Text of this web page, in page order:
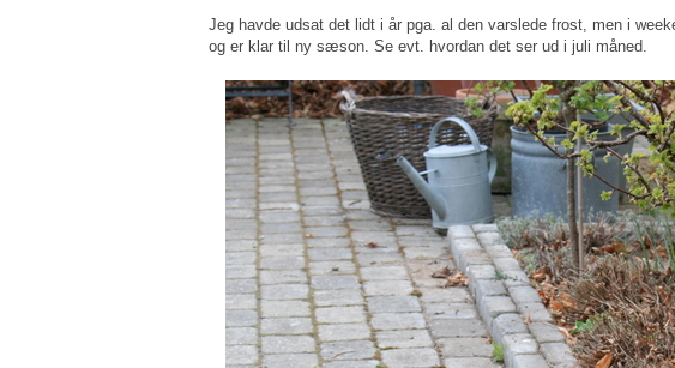
Jeg havde udsat det lidt i år pga. al den varslede frost, men i
og er klar til ny sæson. Se evt. hvordan det ser ud i juli måned